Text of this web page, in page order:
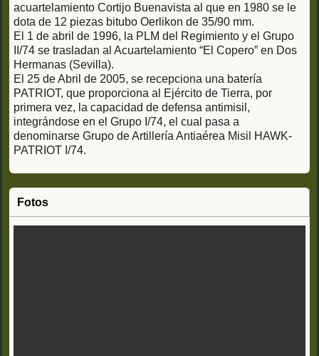
acuartelamiento Cortijo Buenavista al que en 1980 se le
dota de 12 piezas bitubo Oerlikon de 35/90 mm.
El 1 de abril de 1996, la PLM del Regimiento y el Grupo
II/74 se trasladan al Acuartelamiento “El Copero” en Dos
Hermanas (Sevilla).
El 25 de Abril de 2005, se recepciona una batería
PATRIOT, que proporciona al Ejército de Tierra, por
primera vez, la capacidad de defensa antimisil,
integrándose en el Grupo I/74, el cual pasa a
denominarse Grupo de Artillería Antiaérea Misil HAWK-
PATRIOT I/74.
Fotos